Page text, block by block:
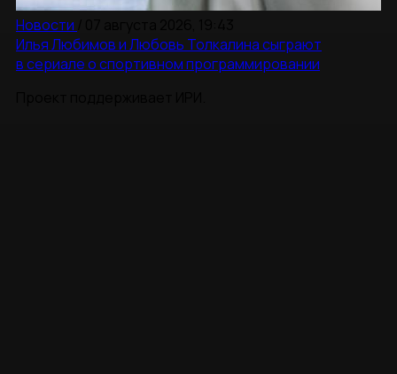
Новости
Илья Любимов и Любовь Толкалина сыграют
в сериале о спортивном программировании